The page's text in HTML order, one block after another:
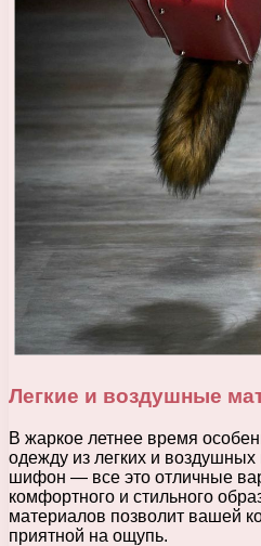
Легкие и воздушные
В жаркое летнее время
одежду из легких и
шифон — все это отличные
комфортного и стильного
материалов позволит вашей
приятной на ощупь.